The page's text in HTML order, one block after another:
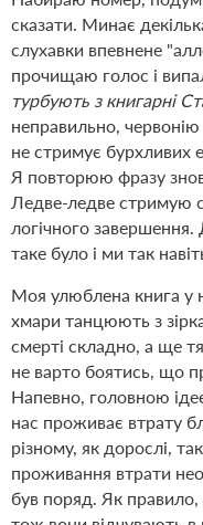
сказати. Минає
слухавки впевнене
прочищаю голос і
турбують з книгарні
неправильно, червонію
не стримує бурхливих
Я повторюю фразу
Ледве-ледве стримую
логічного
таке було і ми так
Моя улюблена книга у
хмари танцюють з
смерті складно, а ще
не варто боятись, що
Напевно, головною
нас проживає втрату
різному, як дорослі,
проживання втрати
був поряд. Як правило,